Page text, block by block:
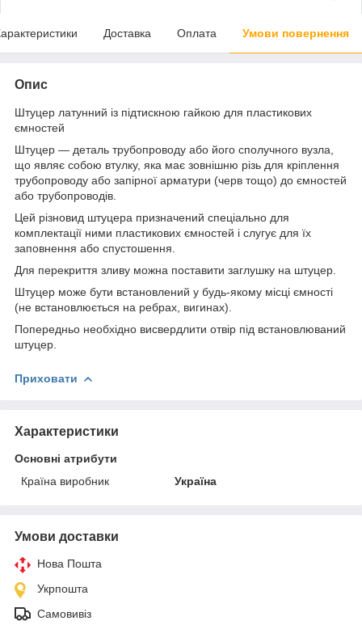
Доставка Оплата Умови повернення
Опис
Штуцер латунний із підтискною гайкою для пластикових
ємностей
Штуцер — деталь трубопроводу або його сполучного вузла,
що являє собою втулку, яка має зовнішню різь для кріплення
трубопроводу або запірної арматури (черв тощо) до ємностей
або трубопроводів.
Цей різновид штуцера призначений спеціально для
комплектації ними пластикових ємностей і слугує для їх
заповнення або спустошення.
Для перекриття зливу можна поставити заглушку на штуцер.
Штуцер може бути встановлений у будь-якому місці ємності
(не встановлюється на ребрах, вигинах).
Попередньо необхідно висвердлити отвір під встановлюваний
штуцер.
Приховати
Характеристики
Основні атрибути
Країна виробник
Україна
Умови доставки
Нова Пошта
Укрпошта
Самовивіз